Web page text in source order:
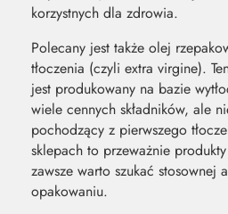
korzystnych dla zdrowia.
Polecany jest także olej
tłoczenia (czyli extra virgine).
jest produkowany na bazie
wiele cennych składników, ale
pochodzący z pierwszego
sklepach to przeważnie
zawsze warto szukać stosownej
opakowaniu.